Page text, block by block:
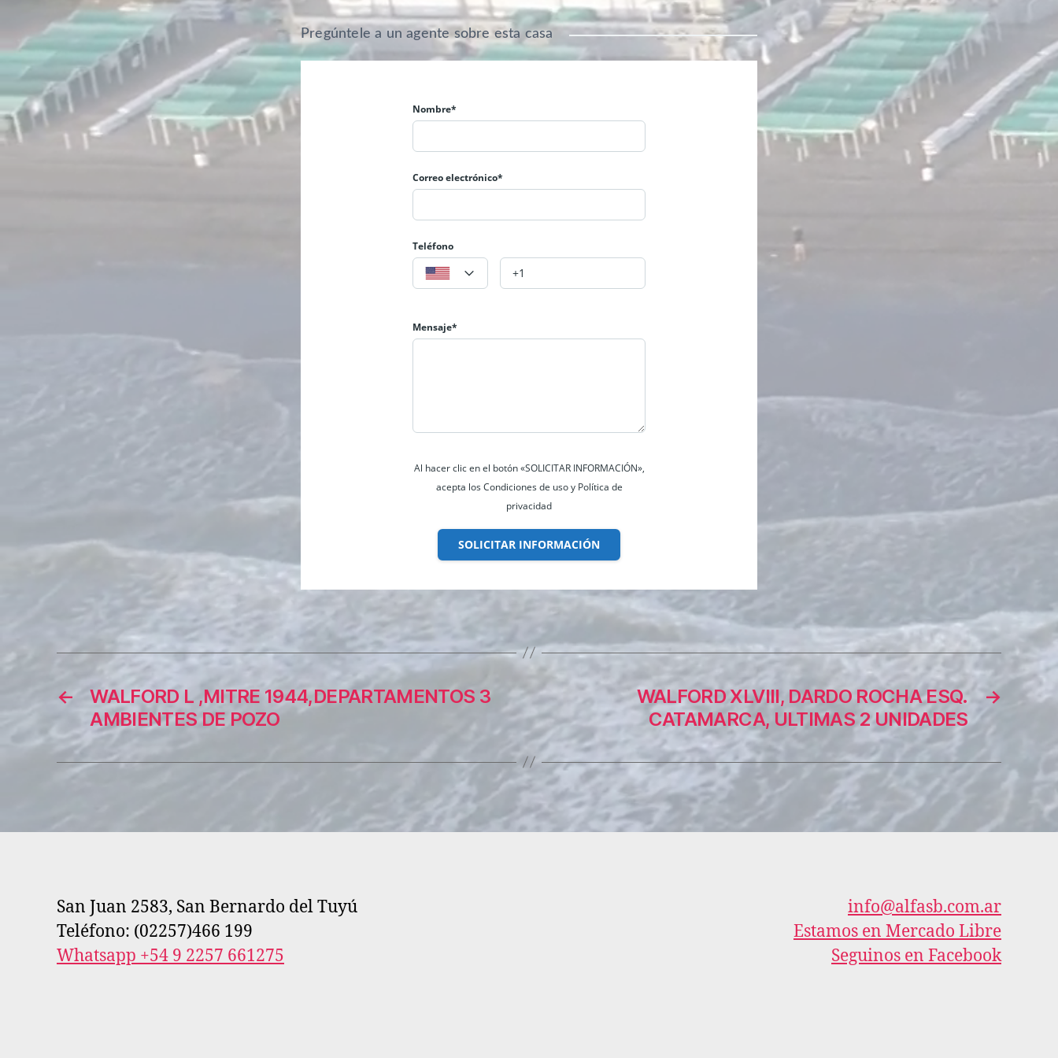
Pregúntele a un agente sobre esta casa
Nombre*
Correo electrónico*
Teléfono
Mensaje*
Al hacer clic en el botón «SOLICITAR INFORMACIÓN»,
acepta los Condiciones de uso y Política de
privacidad
SOLICITAR INFORMACIÓN
←
WALFORD L ,MITRE 1944,DEPARTAMENTOS 3
AMBIENTES DE POZO
→
WALFORD XLVIII, DARDO ROCHA ESQ.
CATAMARCA, ULTIMAS 2 UNIDADES
San Juan 2583, San Bernardo del Tuyú
Teléfono: (02257)466 199
Whatsapp +54 9 2257 661275
info@alfasb.com.ar
Estamos en Mercado Libre
Seguinos en Facebook